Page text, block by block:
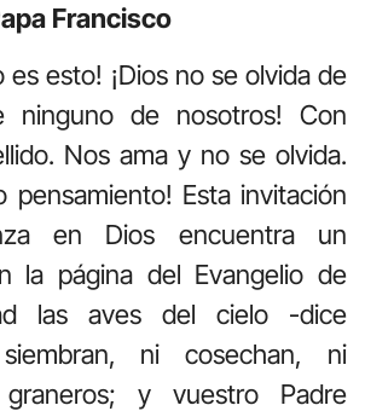
Francisco
es esto! ¡Dios no se olvida de
ninguno de nosotros! Con
Nos ama y no se olvida.
pensamiento! Esta invitación
en Dios encuentra un
la página del Evangelio de
las aves del cielo -dice
ni cosechan, ni
y vuestro Padre